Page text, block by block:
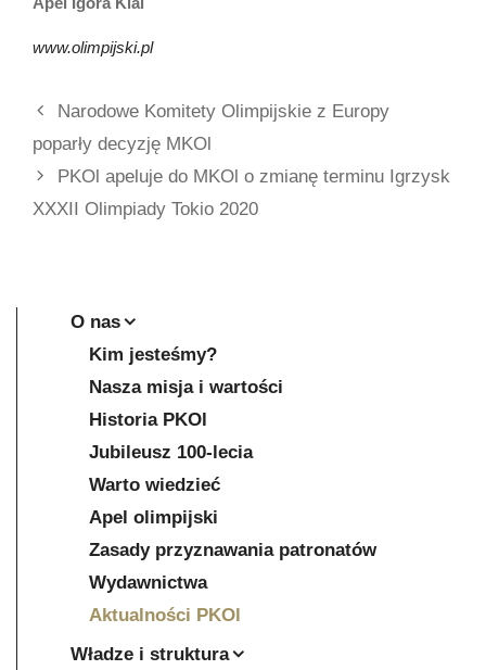
www.olimpijski.pl
Narodowe Komitety Olimpijskie z Europy
poparły decyzję MKOl
PKOl apeluje do MKOl o zmianę terminu Igrzysk
XXXII Olimpiady Tokio 2020
O nas
Kim jesteśmy?
Nasza misja i wartości
Historia PKOl
Jubileusz 100-lecia
Warto wiedzieć
Apel olimpijski
Zasady przyznawania patronatów
Wydawnictwa
Aktualności PKOl
Władze i struktura